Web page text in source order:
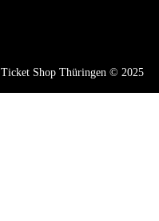
Ticket Shop Thüringen © 2025